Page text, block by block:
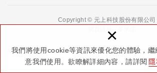
我們將使用cookie等資訊來優化您的體驗，繼
意我們使用。欲瞭解詳細內容，請詳閱
×
Copyright © 元上科技股份有限公